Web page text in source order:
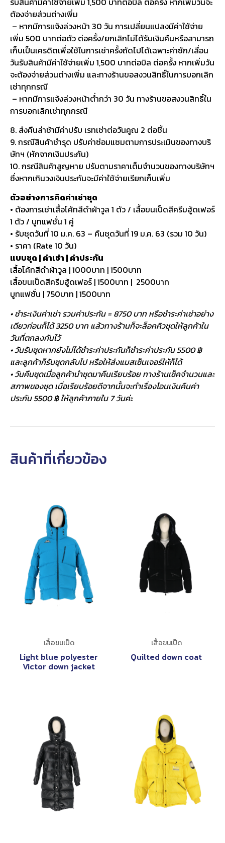
ต้องจ่ายส่วนต่างเพิ่ม
– หากมีการแจ้งล่วงหน้า 30 วัน การเปลี่ยนแปลงมีค่าใช้จ่าย
เพิ่ม 500 บาทต่อตัว ต่อครั้ง/ยกเลิกไม่ได้รับเงินคืนหรือสามารถ
เก็บเป็นเครดิตเพื่อใช้ในการเช่าครั้งถัดไปได้เฉพาะค่าซัก/เลื่อน
วันรับสินค้ามีค่าใช้จ่ายเพิ่ม 1,500 บาทต่อบิล ต่อครั้ง หากเพิ่มวัน
จะต้องจ่ายส่วนต่างเพิ่ม และทางร้านขอสงวนสิทธิ์ในการบอกเลิก
เช่าทุกกรณี
– หากมีการแจ้งล่วงหน้าต่ำกว่า 30 วัน ทางร้านขอสงวนสิทธิ์ใน
การบอกเลิกเช่าทุกกรณี
8. ส่งคืนล่าช้ามีค่าปรับ เรทเช่าต่อวันคูณ 2 ต่อชิ้น
9. กรณีสินค้าชำรุด ปรับค่าซ่อมแซมตามการประเมินของทางบริ
ษัทฯ (หักจากเงินประกัน)
10. กรณีสินค้าสูญหาย ปรับตามราคาเต็มจำนวนของทางบริษัทฯ
ซึ่งหากเกินวงเงินประกันจะมีค่าใช้จ่ายเรียกเก็บเพิ่ม
ตัวอย่างการคิดค่าเช่าชุด
• ต้องการเช่าเสื้อโค้ทสีดำผ้าวูล 1 ตัว / เสื้อขนเป็ดสีครีมฮู้ดเฟอร์
1 ตัว / บูทแฟชั่น 1 คู่
• รับชุดวันที่ 10 ม.ค. 63 – คืนชุดวันที่ 19 ม.ค. 63 (รวม 10 วัน)
• ราคา (Rate 10 วัน)
แบบชุด | ค่าเช่า | ค่าประกัน
เสื้อโค้ทสีดำผ้าวูล | 1000บาท | 1500บาท
เสื้อขนเป็ดสีครีมฮู้ดเฟอร์ | 1500บาท | 2500บาท
บูทแฟชั่น | 750บาท | 1500บาท
• ชำระเงินค่าเช่า รวมค่าประกัน = 8750 บาท หรือชำระค่าเช่าอย่าง
เดียวก่อนก็ได้ 3250 บาท แล้วทางร้านก็จะล็อคคิวชุดให้ลูกค้าใน
วันที่ตกลงกันไว้
• วันรับชุดหากยังไม่ได้ชำระค่าประกันก็ชำระค่าประกัน 5500 ฿
และลูกค้าก็รับชุดกลับไป หรือให้ส่งแมสเซ็นเจอร์ให้ก็ได้
• วันคืนชุดเมื่อลูกค้านำชุดมาคืนเรียบร้อย ทางร้านเช็คจำนวนและ
สภาพของชุด เมื่อเรียบร้อยดีจากนั้นจะทำเรื่องโอนเงินคืนค่า
ประกัน 5500 ฿ ให้ลูกค้าภายใน 7 วันค่ะ
สินค้าที่เกี่ยวข้อง
เสื้อขนเป็ด
Light blue polyester
Victor down jacket
เสื้อขนเป็ด
Quilted down coat